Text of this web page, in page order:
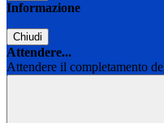
Informazione
Chiudi
Attendere...
Attendere il completamento